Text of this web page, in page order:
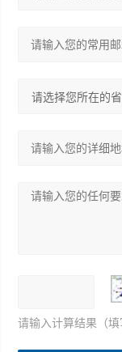
请输入计算结果（